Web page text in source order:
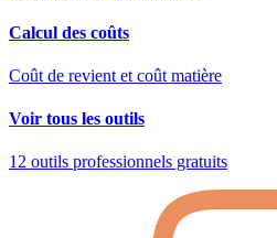
Calcul des coûts
Coût de revient et coût matière
Voir tous les outils
12 outils professionnels gratuits